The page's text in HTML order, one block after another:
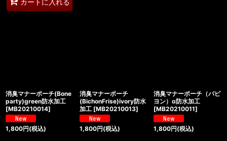
カートに入れる
消臭マナーポーチ(Bone
party)green防水加工
[MB20210014]
1,800円(税込)
消臭マナーポーチ
(BichonFrise)ivory防水
加工 [MB20210013]
1,800円(税込)
消臭マナーポーチ（パピ
ヨン）α防水加工
[MB20210011]
1,800円(税込)